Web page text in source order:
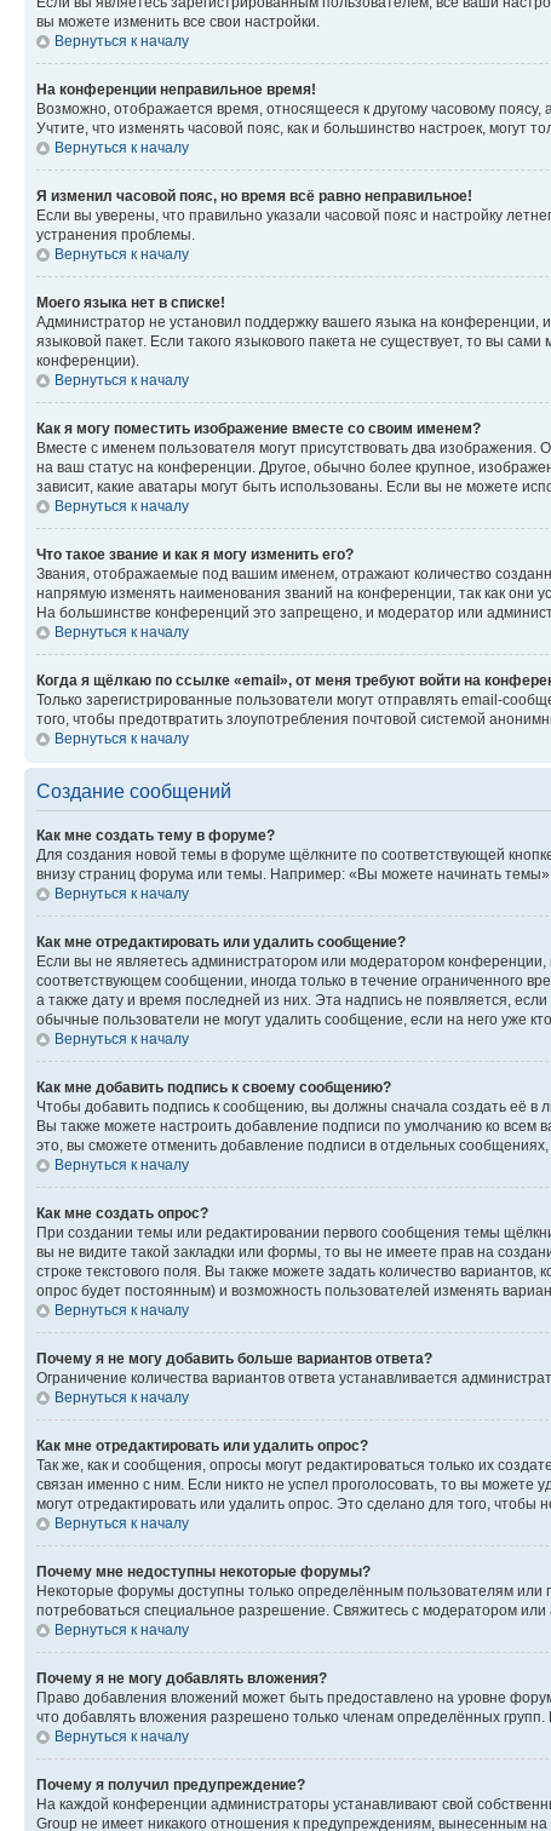
вы можете изменить все свои настройки.
Вернуться к началу
На конференции неправильное время!
Возможно, отображается время, относящееся к другому часовому поясу,
Учтите, что изменять часовой пояс, как и большинство настроек, могут
Вернуться к началу
Я изменил часовой пояс, но время всё равно неправильное!
Если вы уверены, что правильно указали часовой пояс и настройку
устранения проблемы.
Вернуться к началу
Моего языка нет в списке!
Администратор не установил поддержку вашего языка на
языковой пакет. Если такого языкового пакета не существует, то вы
конференции).
Вернуться к началу
Как я могу поместить изображение вместе со своим именем?
Вместе с именем пользователя могут присутствовать два
на ваш статус на конференции. Другое, обычно более крупное,
зависит, какие аватары могут быть использованы. Если вы не можете
Вернуться к началу
Что такое звание и как я могу изменить его?
Звания, отображаемые под вашим именем, отражают количество
напрямую изменять наименования званий на конференции, так как они
На большинстве конференций это запрещено, и модератор или
Вернуться к началу
Когда я щёлкаю по ссылке «email», от меня требуют войти на
Только зарегистрированные пользователи могут отправлять email-
того, чтобы предотвратить злоупотребления почтовой системой
Вернуться к началу
Создание сообщений
Как мне создать тему в форуме?
Для создания новой темы в форуме щёлкните по соответствующей
внизу страниц форума или темы. Например: «Вы можете начинать
Вернуться к началу
Как мне отредактировать или удалить сообщение?
Если вы не являетесь администратором или модератором
соответствующем сообщении, иногда только в течение ограниченного
а также дату и время последней из них. Эта надпись не появляется,
обычные пользователи не могут удалить сообщение, если на него уже
Вернуться к началу
Как мне добавить подпись к своему сообщению?
Чтобы добавить подпись к сообщению, вы должны сначала создать её в
Вы также можете настроить добавление подписи по умолчанию ко
это, вы сможете отменить добавление подписи в отдельных
Вернуться к началу
Как мне создать опрос?
При создании темы или редактировании первого сообщения темы
вы не видите такой закладки или формы, то вы не имеете прав на
строке текстового поля. Вы также можете задать количество
опрос будет постоянным) и возможность пользователей изменять
Вернуться к началу
Почему я не могу добавить больше вариантов ответа?
Ограничение количества вариантов ответа устанавливается
Вернуться к началу
Как мне отредактировать или удалить опрос?
Так же, как и сообщения, опросы могут редактироваться только их
связан именно с ним. Если никто не успел проголосовать, то вы можете
могут отредактировать или удалить опрос. Это сделано для того,
Вернуться к началу
Почему мне недоступны некоторые форумы?
Некоторые форумы доступны только определённым пользователям или
потребоваться специальное разрешение. Свяжитесь с модератором
Вернуться к началу
Почему я не могу добавлять вложения?
Право добавления вложений может быть предоставлено на уровне
что добавлять вложения разрешено только членам определённых
Вернуться к началу
Почему я получил предупреждение?
На каждой конференции администраторы устанавливают свой
Group не имеет никакого отношения к предупреждениям, вынесенным